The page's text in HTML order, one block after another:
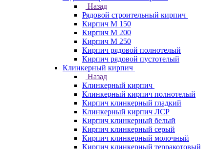
Назад
Рядовой строительный кирпич
Кирпич М 150
Кирпич М 200
Кирпич М 250
Кирпич рядовой полнотелый
Кирпич рядовой пустотелый
Клинкерный кирпич
Назад
Клинкерный кирпич
Клинкерный кирпич полнотелый
Кирпич клинкерный гладкий
Клинкерный кирпич ЛСР
Кирпич клинкерный белый
Кирпич клинкерный серый
Кирпич клинкерный молочный
Кирпич клинкерный терракотовый